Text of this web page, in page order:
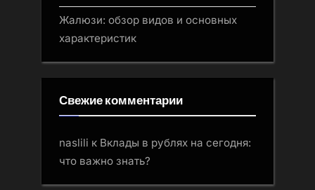
Жалюзи: обзор видов и основных
характеристик
Свежие комментарии
naslili к Вклады в рублях на сегодня:
что важно знать?